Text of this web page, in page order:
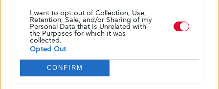
I want to opt-out of Collection, Use,
Retention, Sale, and/or Sharing of my
Personal Data that Is Unrelated with
the Purposes for which it was
collected.
Opted Out
CONFIRM